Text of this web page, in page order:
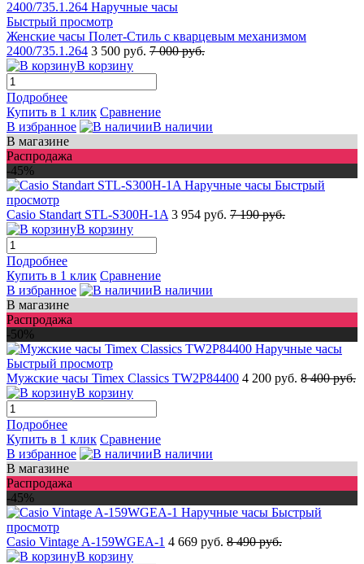
Быстрый просмотр
Женские часы Полет-Стиль с кварцевым механизмом
2400/735.1.264 3 500 руб. 7 000 руб.
В корзину
Подробнее
Купить в 1 клик Сравнение
В избранное
В наличии
В магазине
Распродажа
-45%
Быстрый
просмотр
Casio Standart STL-S300H-1A 3 954 руб. 7 190 руб.
В корзину
Подробнее
Купить в 1 клик Сравнение
В избранное
В наличии
В магазине
Распродажа
-50%
Быстрый просмотр
Мужские часы Timex Classics TW2P84400 4 200 руб. 8 400 руб.
В корзину
Подробнее
Купить в 1 клик Сравнение
В избранное
В наличии
В магазине
Распродажа
-45%
Быстрый
просмотр
Casio Vintage A-159WGEA-1 4 669 руб. 8 490 руб.
В корзину